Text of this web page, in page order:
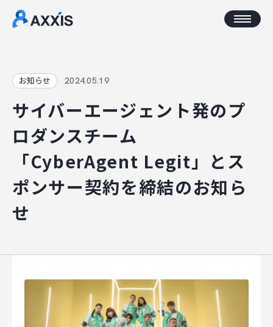
CORPORATE
企業情報
AXXISについて
事業コンセプト
マジキャリ
すべらないキャリアエージェント
お知らせ 2024.05.19
サイバーエージェント発のプ
ロダンスチーム
「CyberAgent Legit」とス
ポンサー契約を締結のお知ら
せ